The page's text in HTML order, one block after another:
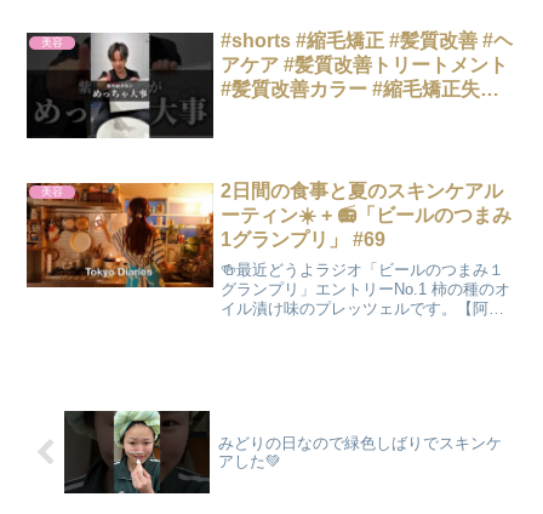
美容
#shorts #縮毛矯正 #髪質改善 #ヘ
アケア #髪質改善トリートメント
#髪質改善カラー #縮毛矯正失敗 #
美容
2日間の食事と夏のスキンケアル
ーティン☀️ + 📻「ビールのつまみ
1グランプリ」 #69
🍻最近どうよラジオ「ビールのつまみ１
グランプリ」エントリーNo.1 柿の種のオ
イル漬け味のプレッツェルです。【阿部
みどりの日なので緑色しばりでスキンケ
アした💚